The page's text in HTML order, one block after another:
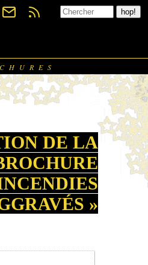
DE LA
»